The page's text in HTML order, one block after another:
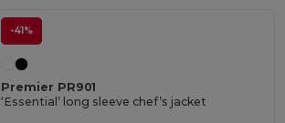
-41%
Premier PR901
‘Essential’ long sleeve chef’s jacket